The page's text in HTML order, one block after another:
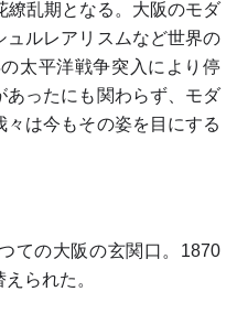
繚乱期となる。大阪のモダ
ュルレアリスムなど世界の
太平洋戦争突入により停
ったにも関わらず、モダ
は今もその姿を目にする
ての大阪の玄関口。1870
られた。